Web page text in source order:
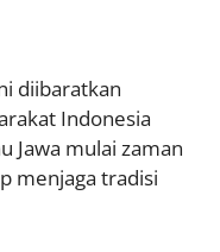
diibaratkan
Indonesia
Jawa mulai zaman
menjaga tradisi